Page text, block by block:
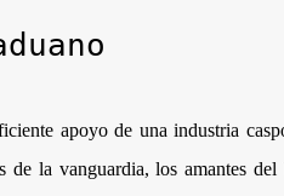
apoyo de una industria
de la vanguardia, los amantes del